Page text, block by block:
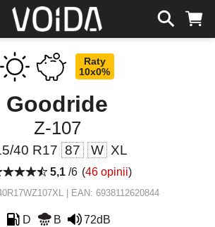
Raty
10x0%
Goodride
Z-107
40 R17 87 W XL
5,1/6 (46 opinii)
| EAN: 6938112620844
D B 72dB